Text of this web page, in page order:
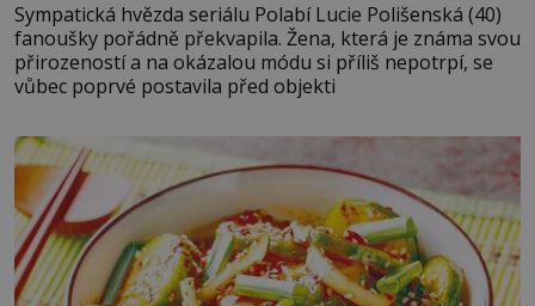
Sympatická hvězda seriálu Polabí Lucie Polišenská (40)
fanoušky pořádně překvapila. Žena, která je známa svou
přirozeností a na okázalou módu si příliš nepotrpí, se
vůbec poprvé postavila před objekti